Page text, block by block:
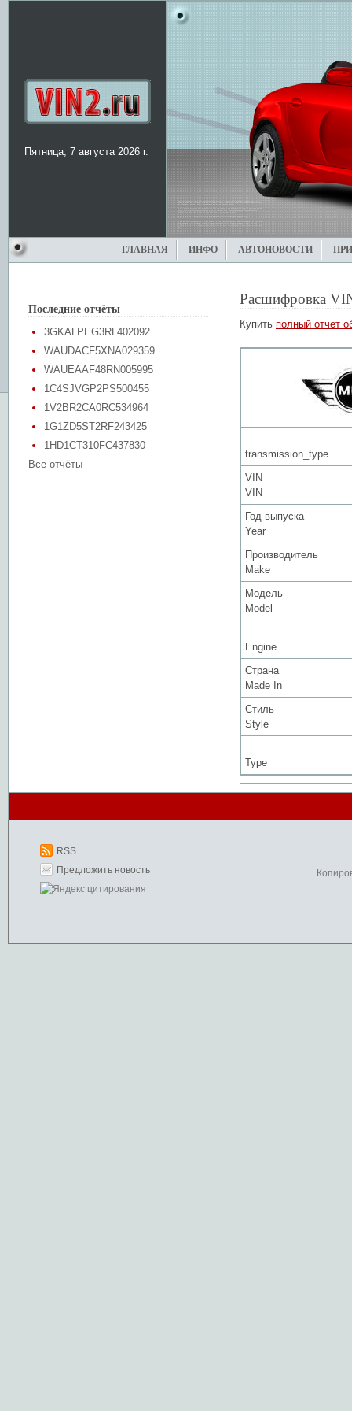
Пятница, 7 августа 2026 г.
ГЛАВНАЯ ИНФО АВТОНОВОСТИ
Последние отчёты
3GKALPEG3RL402092
WAUDACF5XNA029359
WAUEAAF48RN005995
1C4SJVGP2PS500455
1V2BR2CA0RC534964
1G1ZD5ST2RF243425
1HD1CT310FC437830
Все отчёты
Расшифровка
Купить полный отчет
transmission_type
VIN
VIN
Год выпуска
Year
Производитель
Make
Модель
Model
Engine
Страна
Made In
Стиль
Style
Type
RSS
Предложить новость